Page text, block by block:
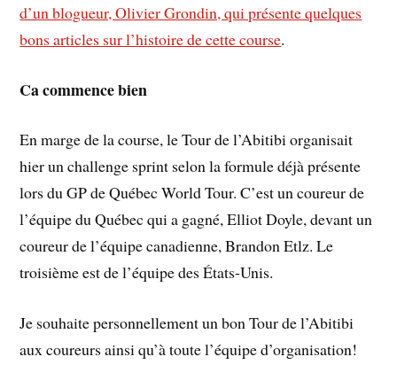
d’un blogueur, Olivier Grondin, qui présente quelques
bons articles sur l’histoire de cette course.
Ca commence bien
En marge de la course, le Tour de l’Abitibi organisait
hier un challenge sprint selon la formule déjà présente
lors du GP de Québec World Tour. C’est un coureur de
l’équipe du Québec qui a gagné, Elliot Doyle, devant un
coureur de l’équipe canadienne, Brandon Etlz. Le
troisième est de l’équipe des États-Unis.
Je souhaite personnellement un bon Tour de l’Abitibi
aux coureurs ainsi qu’à toute l’équipe d’organisation!